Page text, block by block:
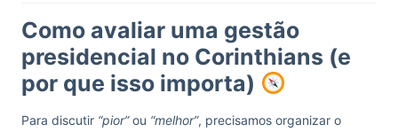
Como avaliar uma gestão
presidencial no Corinthians (e
por que isso importa)
Para discutir “pior”ou “melhor”, precisamos organizar o